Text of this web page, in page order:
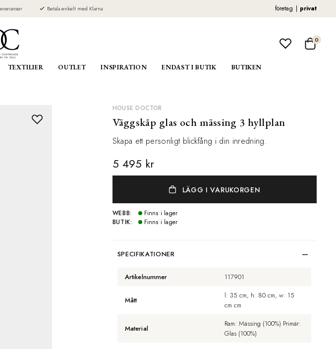
företag privat
Betala enkelt med Klarna
0
TEXTILIER OUTLET INSPIRATION ENDAST I BUTIK BUTIKEN
HOUSE DOCTOR
Väggskåp glas och mässing 3 hyllplan
Skapa ett personligt blickfång i din inredning.
5 495 kr
LÄGG I VARUKORGEN
WEBB:
Finns i lager
BUTIK:
Finns i lager
SPECIFIKATIONER
Artikelnummer 117901
Mått
l: 35 cm, h: 80 cm, w: 15
cm cm
Material
Ram: Mässing (100%) Primär:
Glas (100%)